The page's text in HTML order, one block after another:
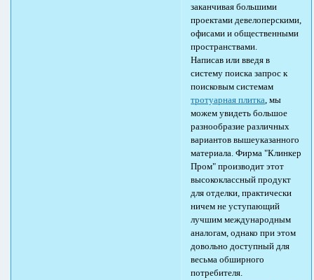
заканчивая большими
проектами девелоперскими,
офисами и общественными
пространствами.
Написав или введя в
систему поиска запрос к
поисковым системам
тротуарная плитка, мы
можем увидеть большое
разнообразие различных
вариантов вышеуказанного
материала. Фирма "Клинкер
Пром" производит этот
высококлассный продукт
для отделки, практически
ничем не уступающий
лучшим международным
аналогам, однако при этом
довольно доступный для
весьма обширного
потребителя.